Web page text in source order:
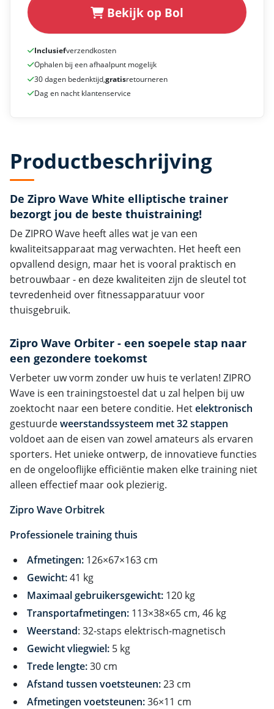
Bekijk op Bol
Inclusiefverzendkosten
Ophalen bij een afhaalpunt mogelijk
30 dagen bedenktijd,gratisretourneren
Dag en nacht klantenservice
Productbeschrijving
De Zipro Wave White elliptische trainer
bezorgt jou de beste thuistraining!
De ZIPRO Wave heeft alles wat je van een
kwaliteitsapparaat mag verwachten. Het heeft een
opvallend design, maar het is vooral praktisch en
betrouwbaar - en deze kwaliteiten zijn de sleutel tot
tevredenheid over fitnessapparatuur voor
thuisgebruik.
Zipro Wave Orbiter - een soepele stap naar
een gezondere toekomst
Verbeter uw vorm zonder uw huis te verlaten! ZIPRO
Wave is een trainingstoestel dat u zal helpen bij uw
zoektocht naar een betere conditie. Hetelektronisch
gestuurdeweerstandssysteem met 32 stappen
voldoet aan de eisen van zowel amateurs als ervaren
sporters. Het unieke ontwerp, de innovatieve functies
en de ongelooflijke efficiëntie maken elke training niet
alleen effectief maar ook plezierig.
Zipro Wave Orbitrek
Professionele training thuis
Afmetingen: 126×67×163 cm
Gewicht:41 kg
Maximaal gebruikersgewicht: 120 kg
Transportafmetingen: 113×38×65 cm, 46 kg
Weerstand: 32-staps elektrisch-magnetisch
Gewicht vliegwiel: 5 kg
Trede lengte:30 cm
Afstand tussen voetsteunen:23 cm
Afmetingen voetsteunen:36×11 cm